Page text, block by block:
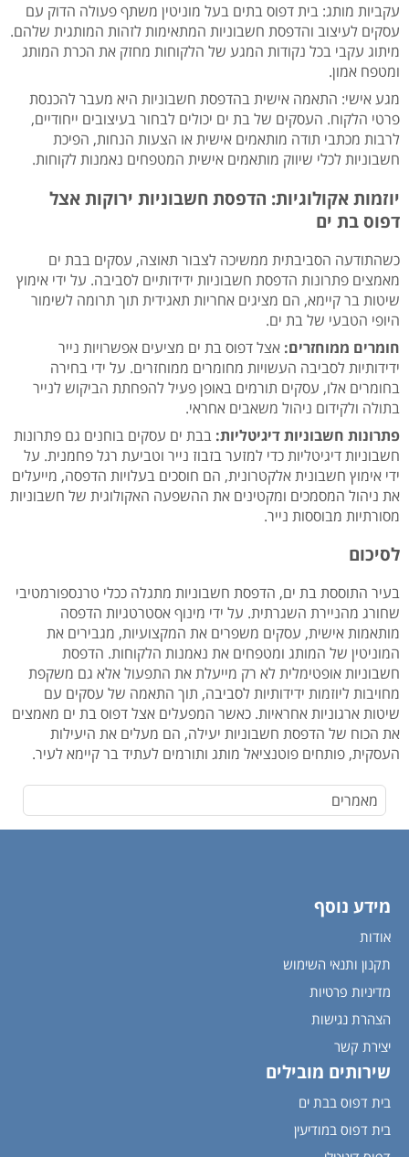
עקביות מותג: בית דפוס בתים בעל מוניטין משתף פעולה הדוק עם
עסקים לעיצוב והדפסת חשבוניות המתאימות לזהות המותגית שלהם.
מיתוג עקבי בכל נקודות המגע של הלקוחות מחזק את הכרת המותג
ומטפח אמון.
מגע אישי: התאמה אישית בהדפסת חשבוניות היא מעבר להכנסת
פרטי הלקוח. העסקים של בת ים יכולים לבחור בעיצובים ייחודיים,
לרבות מכתבי תודה מותאמים אישית או הצעות הנחות, הפיכת
חשבוניות לכלי שיווק מותאמים אישית המטפחים נאמנות לקוחות.
יוזמות אקולוגיות: הדפסת חשבוניות ירוקות אצל
דפוס בת ים
כשהתודעה הסביבתית ממשיכה לצבור תאוצה, עסקים בבת ים
מאמצים פתרונות הדפסת חשבוניות ידידותיים לסביבה. על ידי אימוץ
שיטות בר קיימא, הם מציגים אחריות תאגידית תוך תרומה לשימור
היופי הטבעי של בת ים.
חומרים ממוחזרים: אצל דפוס בת ים מציעים אפשרויות נייר
ידידותיות לסביבה העשויות מחומרים ממוחזרים. על ידי בחירה
בחומרים אלו, עסקים תורמים באופן פעיל להפחתת הביקוש לנייר
בתולה ולקידום ניהול משאבים אחראי.
פתרונות חשבוניות דיגיטליות: בבת ים עסקים בוחנים גם פתרונות
חשבוניות דיגיטליות כדי למזער בזבוז נייר וטביעת רגל פחמנית. על
ידי אימוץ חשבונית אלקטרונית, הם חוסכים בעלויות הדפסה, מייעלים
את ניהול המסמכים ומקטינים את ההשפעה האקולוגית של חשבוניות
מסורתיות מבוססות נייר.
לסיכום
בעיר התוססת בת ים, הדפסת חשבוניות מתגלה ככלי טרנספורמטיבי
שחורג מהניירת השגרתית. על ידי מינוף אסטרטגיות הדפסה
מותאמות אישית, עסקים משפרים את המקצועיות, מגבירים את
המוניטין של המותג ומטפחים את נאמנות הלקוחות. הדפסת
חשבוניות אופטימלית לא רק מייעלת את התפעול אלא גם משקפת
מחויבות ליוזמות ידידותיות לסביבה, תוך התאמה של עסקים עם
שיטות ארגוניות אחראיות. כאשר המפעלים אצל דפוס בת ים מאמצים
את הכוח של הדפסת חשבוניות יעילה, הם מעלים את היעילות
העסקית, פותחים פוטנציאל מותג ותורמים לעתיד בר קיימא לעיר.
מאמרים
מידע נוסף
אודות
תקנון ותנאי השימוש
מדיניות פרטיות
הצהרת נגישות
יצירת קשר
שירותים מובילים
בית דפוס בבת ים
בית דפוס במודיעין